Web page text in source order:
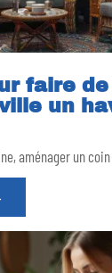
faire
un
aménager un